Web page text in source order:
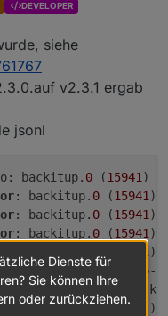
DEVELOPER
siehe
v2.3.1 ergab
jsonl
backitup. 0 (15941
: backitup. 0 (15941 )
: backitup. 0 (15941 )
: backitup. 0 (15941 )
)
@iobroker/
(internal/process/
: backitup.0 (15941
)
Dienste für
Sie können Ihre
oder zurückziehen.